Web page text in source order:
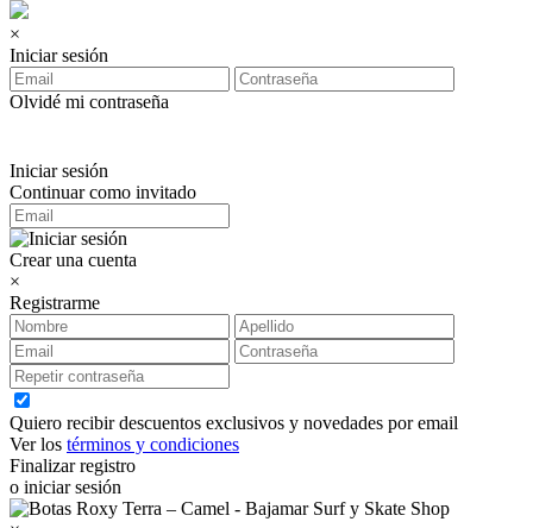
×
Iniciar sesión
Olvidé mi contraseña
Iniciar sesión
Continuar como invitado
Crear una cuenta
×
Registrarme
Quiero recibir descuentos exclusivos y novedades por email
Ver los términos y condiciones
Finalizar registro
o iniciar sesión